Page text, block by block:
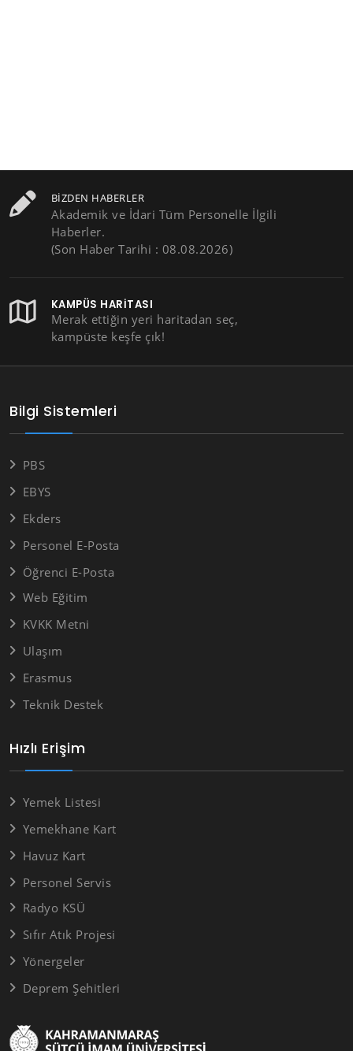
BIZDEN HABERLER
Akademik ve İdari Tüm Personelle İlgili
Haberler.
(Son Haber Tarihi : 08.08.2026)
KAMPÜS HARITASI
Merak ettiğin yeri haritadan seç,
kampüste keşfe çık!
Hızlı Erişim
Yemek Listesi
Yemekhane Kart
Havuz Kart
Personel Servis
Radyo KSÜ
Sıfır Atık Projesi
Yönergeler
Deprem Şehitleri
Bilgi Sistemleri
PBS
EBYS
Ekders
Personel E-Posta
Öğrenci E-Posta
Web Eğitim
KVKK Metni
Ulaşım
Erasmus
Teknik Destek